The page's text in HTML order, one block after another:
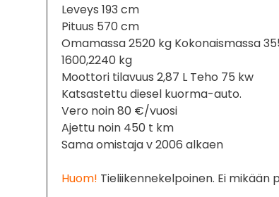
Leveys 193 cm
Pituus 570 cm
Omamassa 2520 kg Kokonaismassa
1600,2240 kg
Moottori tilavuus 2,87 L Teho 75 kw
Katsastettu diesel kuorma-auto.
Vero noin 80 €/vuosi
Ajettu noin 450 t km
Sama omistaja v 2006 alkaen
Huom! Tieliikennekelpoinen. Ei mikään